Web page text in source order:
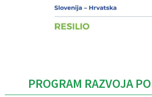
PROGRAM RAZVOJA